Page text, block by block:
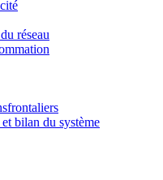
réseau
bilan du système